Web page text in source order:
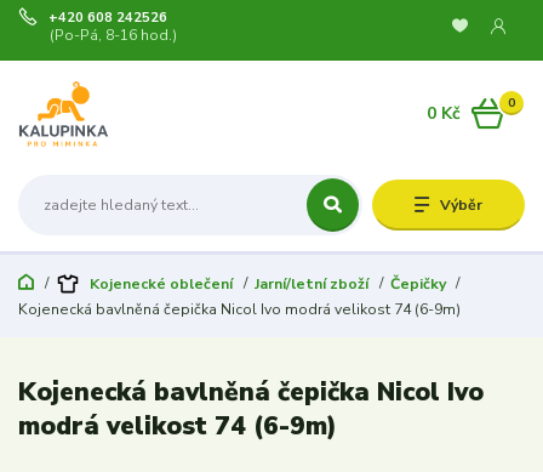
Výběr
+420 608 242526
(Po-Pá, 8-16 hod.)
0
0 Kč
Kojenecké oblečení Jarní/letní zboží
Čepičky
Kojenecká bavlněná čepička Nicol Ivo modrá velikost 74 (6-9m)
Kojenecká bavlněná čepička Nicol Ivo
modrá velikost 74 (6-9m)